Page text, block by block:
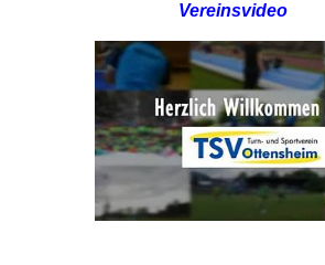
Vereinsvideo